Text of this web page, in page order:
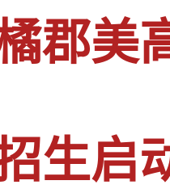
郡美
生启